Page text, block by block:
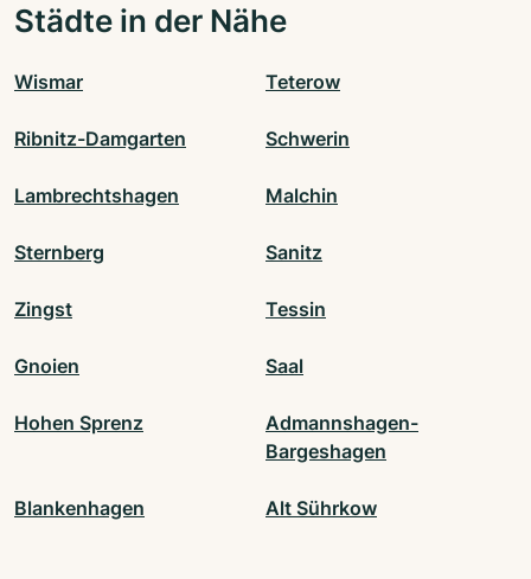
Städte in der Nähe
Wismar Teterow
Ribnitz-Damgarten Schwerin
Lambrechtshagen Malchin
Sternberg Sanitz
Zingst Tessin
Gnoien Saal
Hohen Sprenz
Admannshagen-
Bargeshagen
Blankenhagen Alt Sührkow